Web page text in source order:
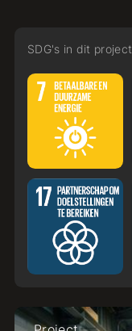
SDG's in dit project